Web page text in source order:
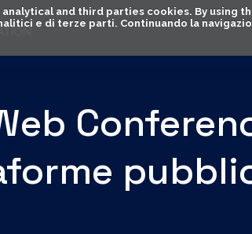
and third parties cookies. By using
e di terze parti. Continuando la